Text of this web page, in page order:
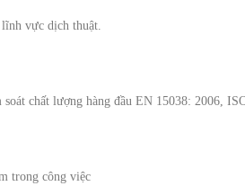
vực dịch thuật.
chất lượng hàng đầu EN 15038: 2006,
trong công việc